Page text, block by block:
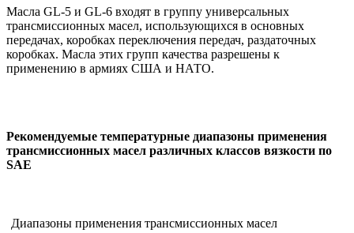
Масла GL-5 и GL-6 входят в группу универсальных
трансмиссионных масел, использующихся в основных
передачах, коробках переключения передач, раздаточных
коробках. Масла этих групп качества разрешены к
применению в армиях США и НАТО.
Рекомендуемые температурные диапазоны применения
трансмиссионных масел различных классов вязкости по
SAE
Диапазоны применения трансмиссионных масел